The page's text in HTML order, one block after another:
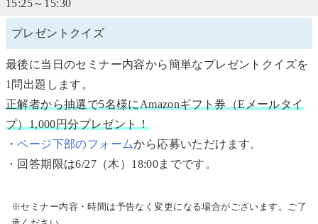
15:25～15:30
プレゼントクイズ
最後に当日のセミナー内容から簡単なプレゼントクイズを
1問出題します。
正解者から抽選で5名様にAmazonギフト券（Eメールタイ
プ）1,000円分プレゼント！
・ページ下部のフォームから応募いただけます。
・回答期限は6/27（木）18:00までです。
※セミナー内容・時間は予告なく変更になる場合がございます。ご了